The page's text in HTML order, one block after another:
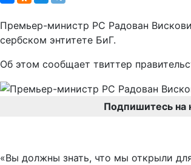
Премьер-министр РС Радован
сербском энтитете БиГ.
Об этом сообщает твиттер
Подпишитесь на
«Вы должны знать, что мы открыли